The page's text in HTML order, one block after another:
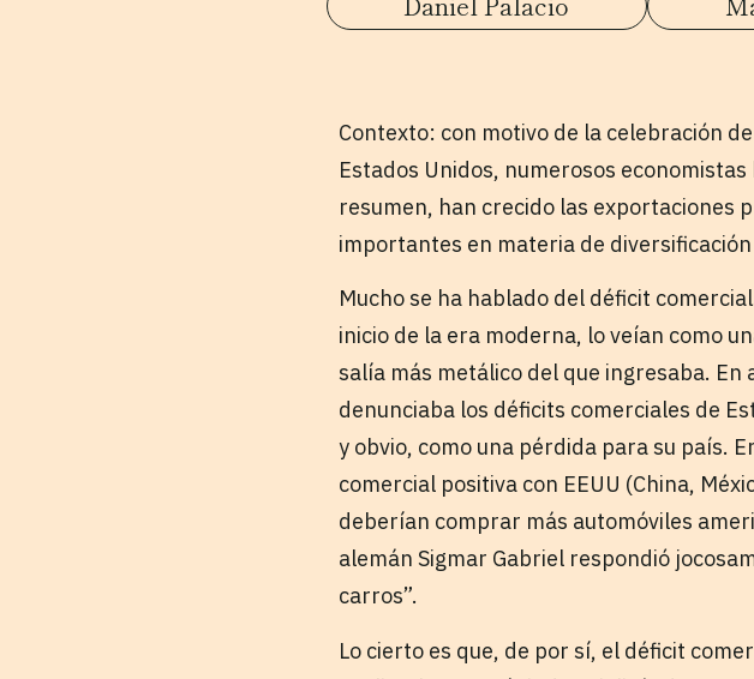
Contexto: con motivo de la celebración
Estados Unidos, numerosos
resumen, han crecido las exportaciones
importantes en materia de
Mucho se ha hablado del déficit
inicio de la era moderna, lo veían como
salía más metálico del que ingresaba.
denunciaba los déficits comerciales de
y obvio, como una pérdida para su país.
comercial positiva con EEUU (China,
deberían comprar más automóviles
alemán Sigmar Gabriel respondió
carros”.
Lo cierto es que, de por sí, el déficit